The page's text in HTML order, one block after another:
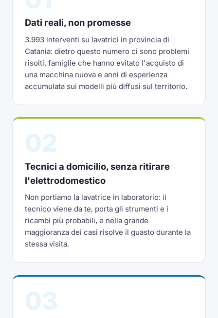
Dati reali, non promesse
3.993 interventi su lavatrici in provincia di
Catania: dietro questo numero ci sono problemi
risolti, famiglie che hanno evitato l'acquisto di
una macchina nuova e anni di esperienza
accumulata sui modelli più diffusi sul territorio.
Tecnici a domicilio, senza ritirare
l'elettrodomestico
Non portiamo la lavatrice in laboratorio: il
tecnico viene da te, porta gli strumenti e i
ricambi più probabili, e nella grande
maggioranza dei casi risolve il guasto durante la
stessa visita.